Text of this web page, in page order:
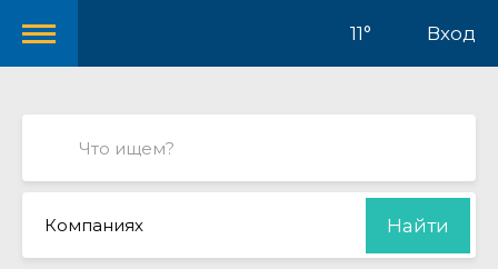
11° Вход
Компаниях Найти